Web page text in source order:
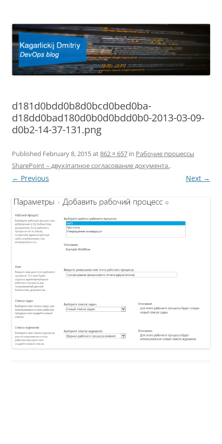
d181d0bdd0b8d0bcd0bed0ba-
d18dd0bad180d0b0d0bdd0b0-2013-03-09-
d0b2-14-37-131.png
Published February 8, 2015at862 × 657 in Рабочие процессы
SharePoint – двухэтапное согласование документа..
← Previous Next →